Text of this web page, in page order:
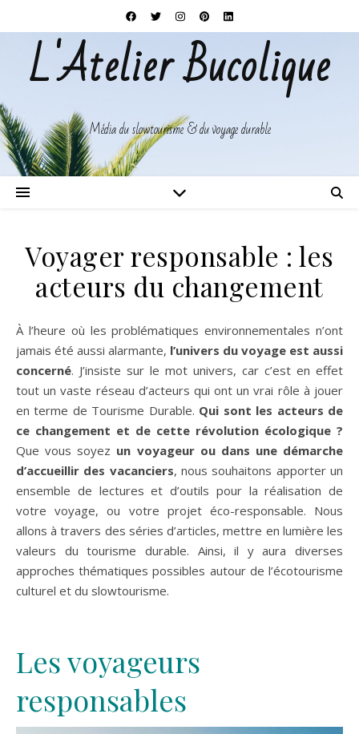
L'Atelier Bucolique
Média du slowtourisme & du voyage durable
Voyager responsable : les
acteurs du changement
À l’heure où les problématiques environnementales n’ont
jamais été aussi alarmante, l’univers du voyage est aussi
concerné. J’insiste sur le mot univers, car c’est en effet
tout un vaste réseau d’acteurs qui ont un vrai rôle à jouer
en terme de Tourisme Durable. Qui sont les acteurs de
ce changement et de cette révolution écologique ?
Que vous soyez un voyageur ou dans une démarche
d’accueillir des vacanciers, nous souhaitons apporter un
ensemble de lectures et d’outils pour la réalisation de
votre voyage, ou votre projet éco-responsable. Nous
allons à travers des séries d’articles, mettre en lumière les
valeurs du tourisme durable. Ainsi, il y aura diverses
approches thématiques possibles autour de l’écotourisme
culturel et du slowtourisme.
Les voyageurs
responsables